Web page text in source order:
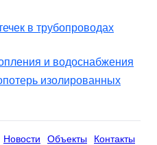
в трубопроводах
и водоснабжения
изолированных
Новости Объекты Контакты